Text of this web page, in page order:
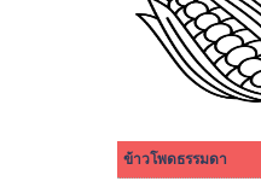
ข้าวโพดธรรมดา